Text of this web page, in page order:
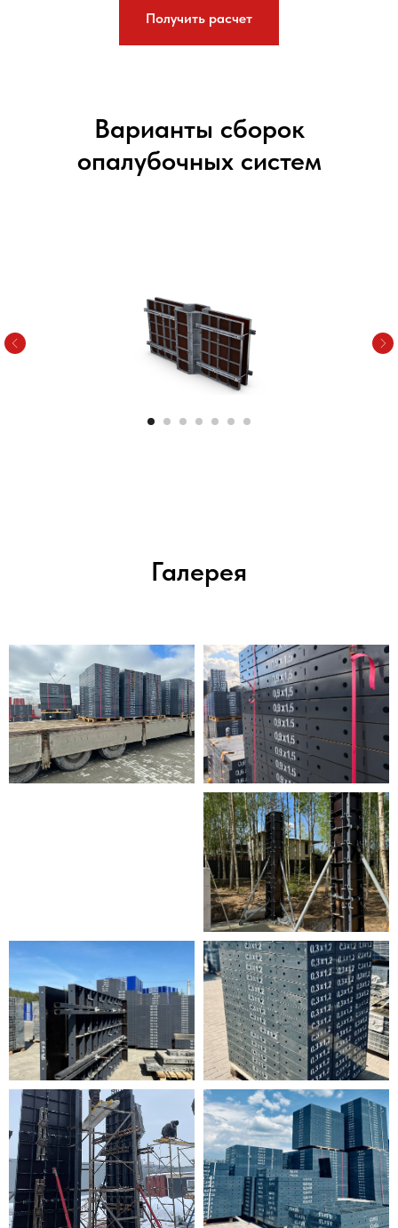
Получить расчет
Варианты сборок
опалубочных систем
Галерея